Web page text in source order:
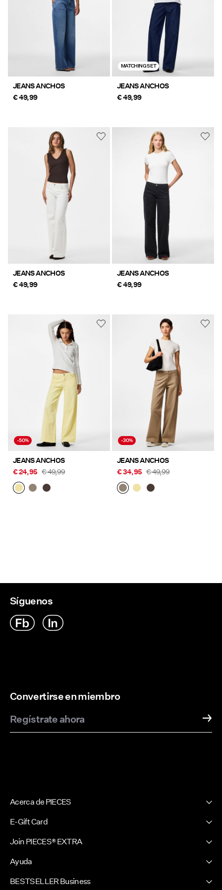
JEANS ANCHOS
€ 49,99
MATCHING SET
JEANS ANCHOS
€ 49,99
JEANS ANCHOS
€ 49,99
JEANS ANCHOS
€ 49,99
-50%
JEANS ANCHOS
€ 24,95 € 49,99
-30%
JEANS ANCHOS
€ 34,95 € 49,99
Síguenos
Convertirse en miembro
Regístrate ahora
Acerca de PIECES
Sala de prensa
Sostenibilidad
E-Gift Card
Join PIECES® EXTRA
FAQ
Ayuda
BESTSELLER Business